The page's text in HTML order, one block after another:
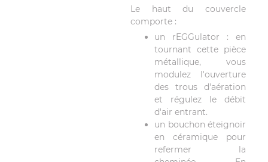
Le haut du couvercle
comporte :
un rEGGulator : en
tournant cette pièce
métallique, vous
modulez l'ouverture
des trous d'aération
et régulez le débit
d'air entrant.
un bouchon éteignoir
en céramique pour
refermer la